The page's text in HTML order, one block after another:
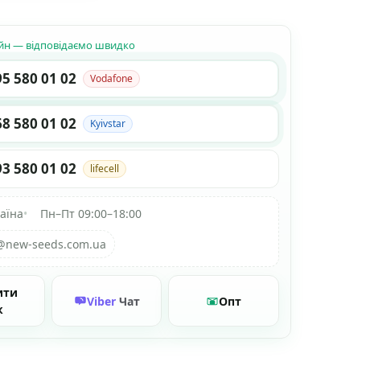
— відповідаємо швидко
580 01 02 Vodafone
580 01 02 Kyivstar
580 01 02 lifecell
•
Пн–Пт 09:00–18:00
seeds.com.ua
Viber Чат Опт